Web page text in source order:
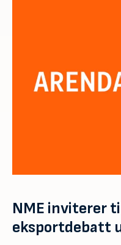
NME inviterer
eksportdebatt